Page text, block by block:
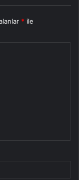
* ile